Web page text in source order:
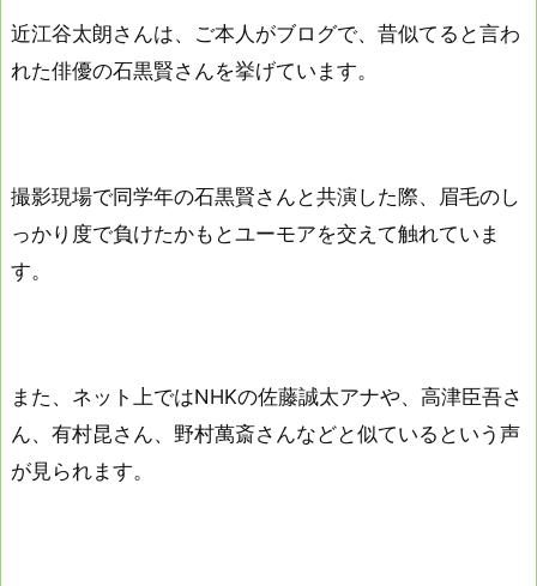
近江谷太朗さんは、ご本人がブログで、昔似てると言わ
れた俳優の石黒賢さんを挙げています。
撮影現場で同学年の石黒賢さんと共演した際、眉毛のし
っかり度で負けたかもとユーモアを交えて触れていま
す。
また、ネット上ではNHKの佐藤誠太アナや、高津臣吾さ
ん、有村昆さん、野村萬斎さんなどと似ているという声
が見られます。